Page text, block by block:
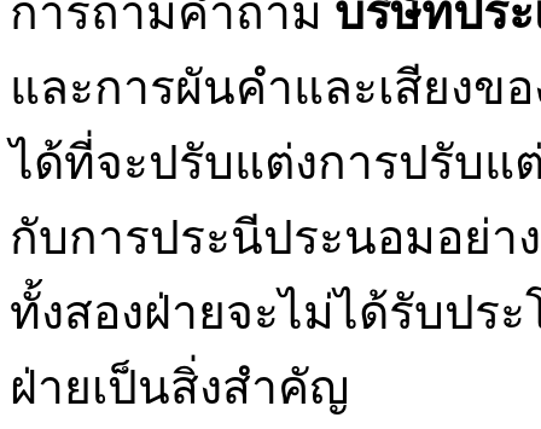
การถามคำถาม บริษัทปร
และการผันคำและเสียงขอ
ได้ที่จะปรับแต่งการปรับแ
กับการประนีประนอมอย่า
ทั้งสองฝ่ายจะไม่ได้รับปร
ฝ่ายเป็นสิ่งสำคัญ